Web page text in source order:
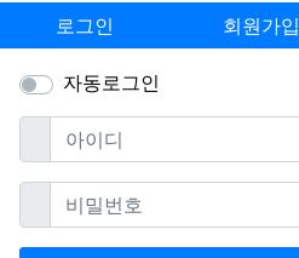
로그인 회원가입
자동로그인
아이디필수
비밀번호필수